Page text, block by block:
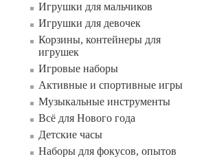
Игрушки для мальчиков
Игрушки для девочек
Корзины, контейнеры для
игрушек
Игровые наборы
Активные и спортивные игры
Музыкальные инструменты
Всё для Нового года
Детские часы
Наборы для фокусов, опытов